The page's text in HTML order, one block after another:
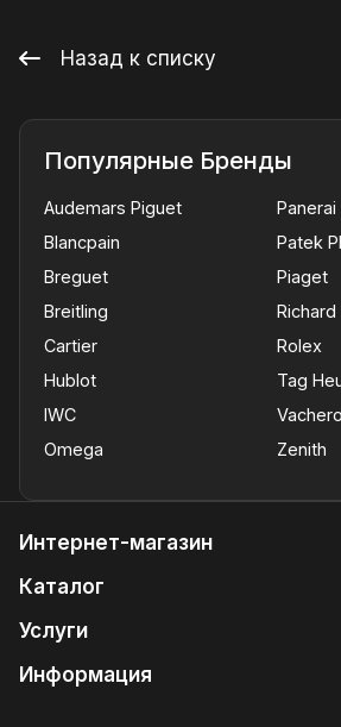
Назад к списку
Популярные Бренды
Audemars Piguet
Blancpain
Breguet
Breitling
Cartier
Hublot
IWC
Omega
Panerai
Patek
Piaget
Richard
Rolex
Tag
Zenith
Интернет-магазин
Каталог
Услуги
Информация